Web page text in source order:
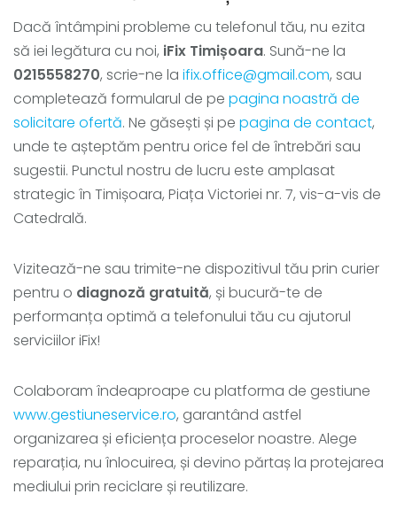
Dacă întâmpini probleme cu telefonul tău, nu ezita
să iei legătura cu noi, iFix Timișoara. Sună-ne la
0215558270, scrie-ne la ifix.office@gmail.com, sau
completează formularul de pe pagina noastră de
solicitare ofertă. Ne găsești și pe pagina de contact,
unde te așteptăm pentru orice fel de întrebări sau
sugestii. Punctul nostru de lucru este amplasat
strategic în Timișoara, Piața Victoriei nr. 7, vis-a-vis de
Catedrală.
Vizitează-ne sau trimite-ne dispozitivul tău prin curier
pentru o diagnoză gratuită, și bucură-te de
performanța optimă a telefonului tău cu ajutorul
serviciilor iFix!
Colaboram îndeaproape cu platforma de gestiune
www.gestiuneservice.ro, garantând astfel
organizarea și eficiența proceselor noastre. Alege
reparația, nu înlocuirea, și devino părtaș la protejarea
mediului prin reciclare și reutilizare.